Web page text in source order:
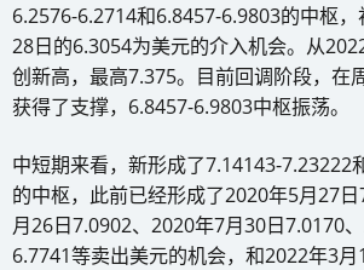
6.2576-6.2714和6.8457-6.9803的中枢
28日的6.3054为美元的介入机会。从
创新高，最高7.375。目前回调阶段，在
获得了支撑，6.8457-6.9803中枢振荡。
中短期来看，新形成了7.14143-7.23222
的中枢，此前已经形成了2020年5月27
月26日7.0902、2020年7月30日7.0170
6.7741等卖出美元的机会，和2022年3